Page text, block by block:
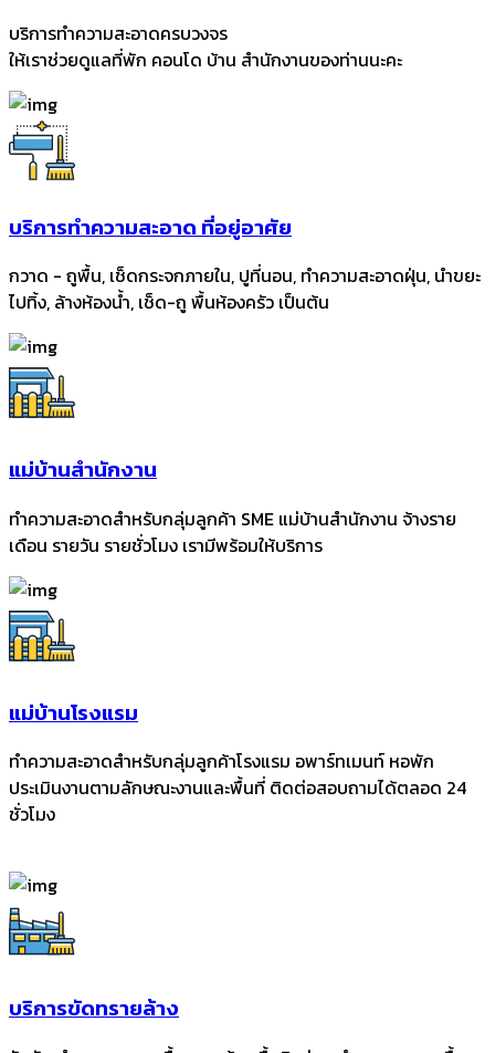
บริการทำความสะอาดครบวงจร
ให้เราช่วยดูแลที่พัก คอนโด บ้าน สำนักงานของท่านนะคะ
บริการทำความสะอาด ที่อยู่อาศัย
กวาด - ถูพื้น, เช็ดกระจกภายใน, ปูที่นอน, ทำความสะอาดฝุ่น, นำขยะ
ไปทิ้ง, ล้างห้องน้ำ, เช็ด-ถู พื้นห้องครัว เป็นต้น
แม่บ้านสำนักงาน
ทำความสะอาดสำหรับกลุ่มลูกค้า SME แม่บ้านสำนักงาน จ้างราย
เดือน รายวัน รายชั่วโมง เรามีพร้อมให้บริการ
แม่บ้านโรงแรม
ทำความสะอาดสำหรับกลุ่มลูกค้าโรงแรม อพาร์ทเมนท์ หอพัก
ประเมินงานตามลักษณะงานและพื้นที่ ติดต่อสอบถามได้ตลอด 24
ชั่วโมง
บริการขัดทรายล้าง